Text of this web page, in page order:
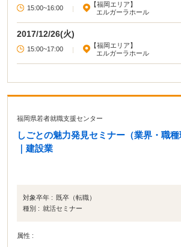
15:00~16:00 |
【福岡エリア】
エルガーラホール
2017/12/26(火)
15:00~17:00 |
【福岡エリア】
エルガーラホール
福岡県若者就職支援センター
しごとの魅力発見セミナー（業界・職種
｜建設業
対象卒年 : 既卒（転職）
種別 : 就活セミナー
属性 :